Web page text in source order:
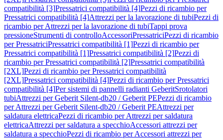
compatibilità [3]Pressatrici compatibilità [4]Pezzi di ricambio per
Pressatrici compatibilità [4]Attrezzi per la lavorazione di tubiPezzi di
ricambio per Attrezzi per la lavorazione di tubiTappi prova
pressioneStrumenti di controlloAccessoriPressatriciPezzi di ricambio
per PressatriciPressatrici compatibilità [1]Pezzi di ricambio per
Pressatrici compatibilità [1]Pressatrici compatibilità [2]Pezzi di
ricambio per Pressatrici compatibilità [2]Pressatrici compatibilità
[2XL]Pezzi di ricambio per Pressatrici compatibilità
[2XL]Pressatrici compatibilità [4]Pezzi di ricambio per Pressatrici
compatibilità [4]Per sistemi di pannelli radianti GeberitSrotolatori
tubiAttrezzi per Geberit Silent-db20 / Geberit PEPezzi di ricambio
per Attrezzi per Geberit Silent-db20 / Geberit PEAttrezzi per
saldatura elettricaPezzi di ricambio per Attrezzi per saldatura
elettricaAttrezzi per saldatura a specchioAccessori attrezzi per
saldatura a specchioPezzi di ricambio per Accessori attrezzi per